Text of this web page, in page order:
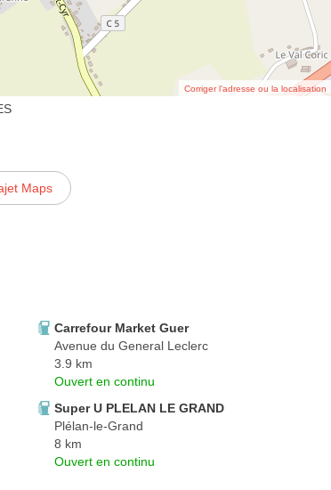
Corriger l’adresse ou la localisation
Maps
Carrefour Market Guer
Avenue du General Leclerc
3.9 km
Ouvert en continu
Super U PLELAN LE GRAND
Plélan-le-Grand
8 km
Ouvert en continu